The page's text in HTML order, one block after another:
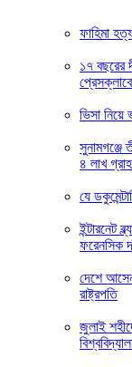
ফাহিমা
১৭ বছরের
ভিসা নিয়ে
সুনামগঞ্জে
৪ লাখ
যে
ইন্টারনেট
ফরেনসিক
দেশে
রাষ্ট্রপতি
জুলাই